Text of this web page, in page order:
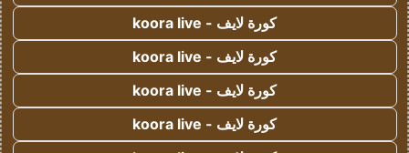
كورة لايف - koora live
كورة لايف - koora live
كورة لايف - koora live
كورة لايف - koora live